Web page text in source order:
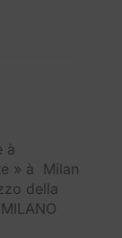
à
» à Milan
della